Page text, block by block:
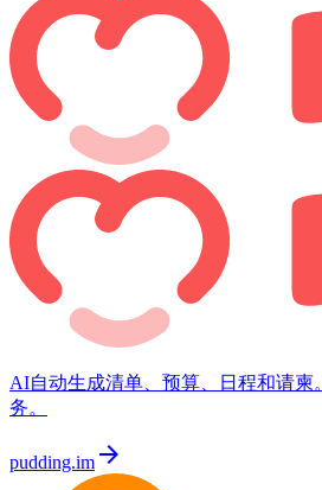
AI自动生成清单、预算、日程和请柬
务。
pudding.im arrow_forward